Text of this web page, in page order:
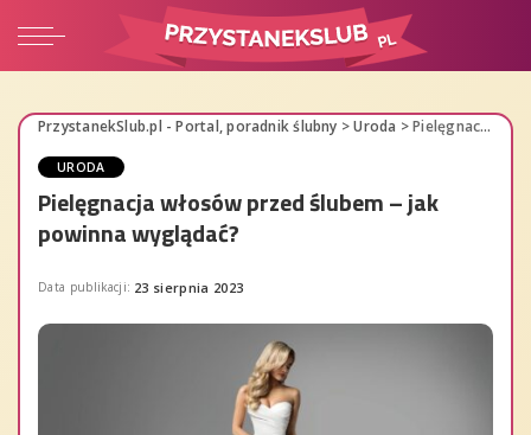
PrzystanekSlub.pl - Portal, poradnik ślubny >Uroda >Pielęgnacja włosów przed ślubem – jak powinna wyglądać?
URODA
Pielęgnacja włosów przed ślubem – jak
powinna wyglądać?
Data publikacji: 23 sierpnia 2023